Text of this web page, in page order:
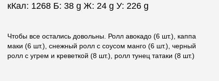
кКал: 1268 Б: 38 g Ж: 24 g У: 226 g
Чтобы все остались довольны. Ролл авокадо (6 шт.), каппа
маки (6 шт.), снежный ролл с соусом манго (6 шт.), черный
ролл с угрем и креветкой (8 шт.), ролл тунец татаки (8 шт.)